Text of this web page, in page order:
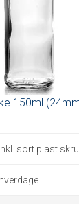
150ml
sort plast